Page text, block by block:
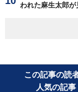
われた麻生太郎
この記事の読
人気の記事